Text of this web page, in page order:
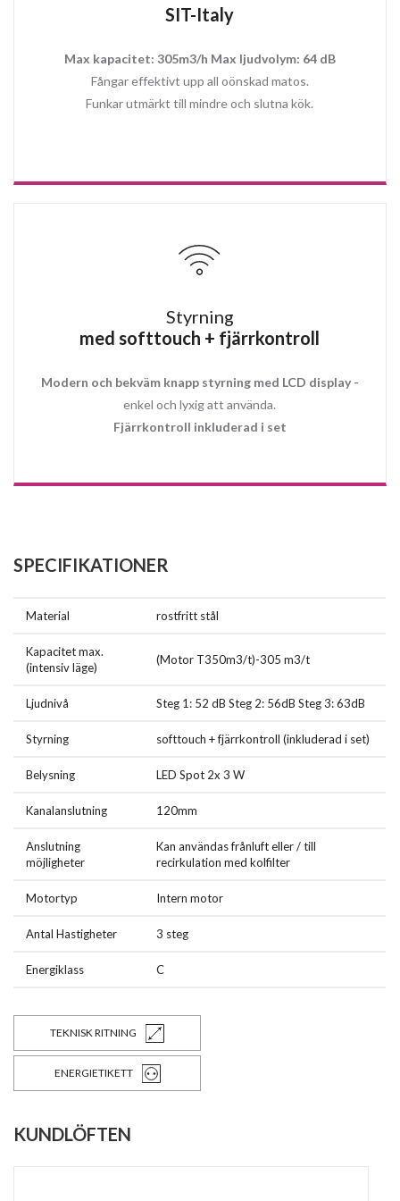
SIT-Italy
Max kapacitet: 305m3/h Max ljudvolym: 64 dB
Fångar effektivt upp all oönskad matos.
Funkar utmärkt till mindre och slutna kök.
Styrning
med softtouch + fjärrkontroll
Modern och bekväm knapp styrning med LCD display -
enkel och lyxig att använda.
Fjärrkontroll inkluderad i set
SPECIFIKATIONER
Material rostfritt stål
Kapacitet max.
(intensiv läge)
(Motor T350m3/t)-305 m3/t
Ljudnivå Steg 1: 52 dB Steg 2: 56dB Steg 3: 63dB
Styrning softtouch + fjärrkontroll (inkluderad i set)
Belysning LED Spot 2x 3 W
Kanalanslutning 120mm
Anslutning
möjligheter
Kan användas frånluft eller / till
recirkulation med kolfilter
Motortyp Intern motor
Antal Hastigheter 3 steg
Energiklass C
TEKNISK RITNING
ENERGIETIKETT
KUNDLÖFTEN